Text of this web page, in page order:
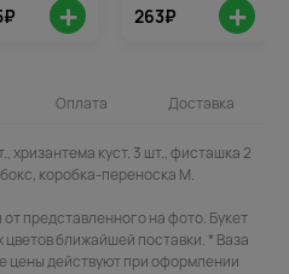
+ 263₽ +
Оплата Доставка
хризантема куст. 3 шт., фисташка 2
коробка-переноска M.
представленного на фото. Букет
ближайшей поставки. * Ваза
цены действуют при оформлении